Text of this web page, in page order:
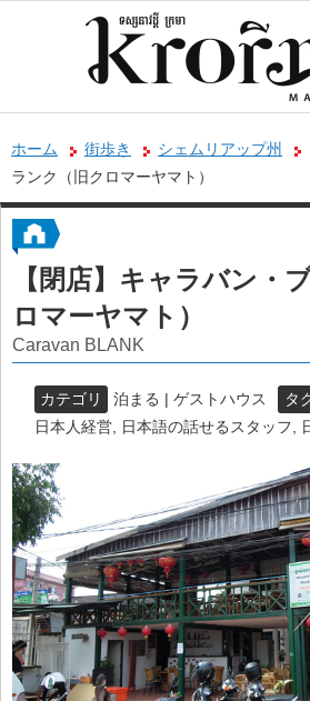
ホーム 街歩き シェムリアップ州
ランク（旧クロマーヤマト）
【閉店】キャラバン・
ロマーヤマト）
Caravan BLANK
カテゴリ 泊まる | ゲストハウス
タ
日本人経営
日本語の話せるスタッフ